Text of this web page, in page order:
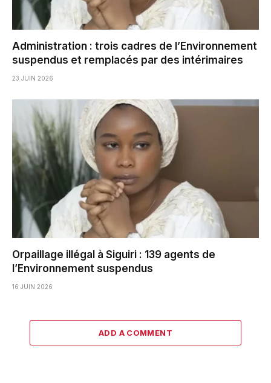
Administration : trois cadres de l’Environnement
suspendus et remplacés par des intérimaires
23 JUIN 2026
Orpaillage illégal à Siguiri : 139 agents de
l’Environnement suspendus
16 JUIN 2026
ADD A COMMENT